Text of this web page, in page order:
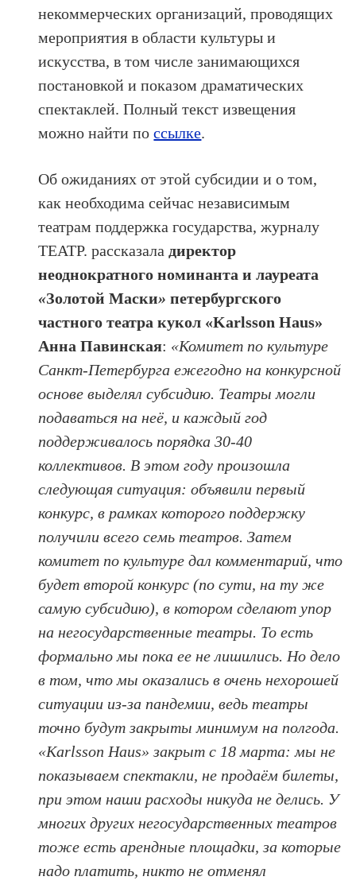
некоммерческих организаций, проводящих
мероприятия в области культуры и
искусства, в том числе занимающихся
постановкой и показом драматических
спектаклей. Полный текст извещения
можно найти поссылке.
Об ожиданиях от этой субсидии и о том,
как необходима сейчас независимым
театрам поддержка государства, журналу
ТЕАТР. рассказала директор
неоднократного номинанта и лауреата
«Золотой Маски» петербургского
частного театра кукол «Karlsson Haus»
Анна Павинская: «Комитет по культуре
Санкт-Петербурга ежегодно на конкурсной
основе выделял субсидию. Театры могли
подаваться на неё, и каждый год
поддерживалось порядка 30-40
коллективов. В этом году произошла
следующая ситуация: объявили первый
конкурс, в рамках которого поддержку
получили всего семь театров. Затем
комитет по культуре дал комментарий, что
будет второй конкурс (по сути, на ту же
самую субсидию), в котором сделают упор
на негосударственные театры. То есть
формально мы пока ее не лишились. Но дело
в том, что мы оказались в очень нехорошей
ситуации из-за пандемии, ведь театры
точно будут закрыты минимум на полгода.
«Karlsson Haus» закрыт с 18 марта: мы не
показываем спектакли, не продаём билеты,
при этом наши расходы никуда не делись. У
многих других негосударственных театров
тоже есть арендные площадки, за которые
надо платить, никто не отменял